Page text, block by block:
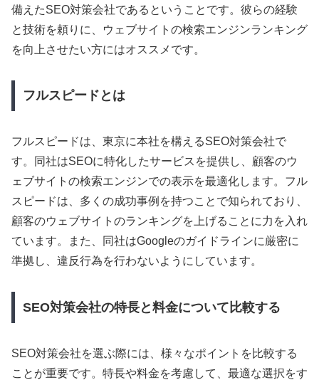
備えたSEO対策会社であるということです。彼らの経験
と技術を頼りに、ウェブサイトの検索エンジンランキング
を向上させたい方にはオススメです。
フルスピードとは
フルスピードは、東京に本社を構えるSEO対策会社で
す。同社はSEOに特化したサービスを提供し、顧客のウ
ェブサイトの検索エンジンでの表示を最適化します。フル
スピードは、多くの成功事例を持つことで知られており、
顧客のウェブサイトのランキングを上げることに力を入れ
ています。また、同社はGoogleのガイドラインに厳密に
準拠し、違反行為を行わないようにしています。
SEO対策会社の特長と料金について比較する
SEO対策会社を選ぶ際には、様々なポイントを比較する
ことが重要です。特長や料金を考慮して、最適な選択をす